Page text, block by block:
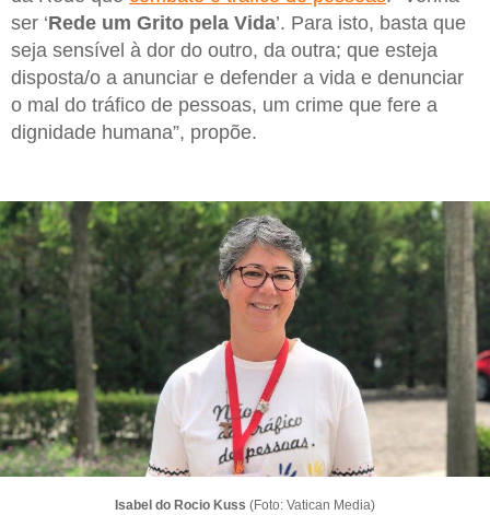
ser ‘Rede um Grito pela Vida’. Para isto, basta que
seja sensível à dor do outro, da outra; que esteja
disposta/o a anunciar e defender a vida e denunciar
o mal do tráfico de pessoas, um crime que fere a
dignidade humana”, propõe.
Isabel do Rocio Kuss (Foto: Vatican Media)